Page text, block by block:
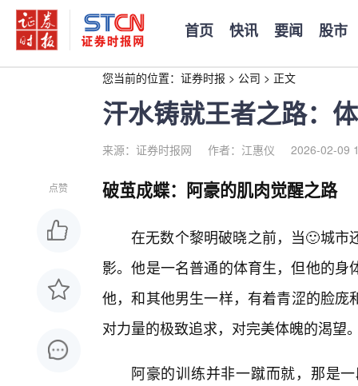
首页 快讯 要闻 股市
您当前的位置： 证券时报 > 公司 > 正文
汗水铸就王者之路：
来源：证券时报网 作者：江惠仪 2026-02-09
点赞 破茧成蝶：阿豪的肌肉觉醒之路
在无数个黎明破晓之前，当🙂城市
影。他是一名普通的体育生，但他的
他，和其他男生一样，有着青涩的脸
对力量的极致追求，对完美体魄的渴望
阿豪的训练并非一蹴而就，那是